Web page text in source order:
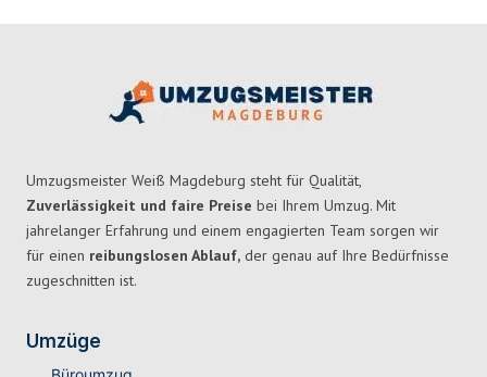
Umzugsmeister Weiß Magdeburg steht für Qualität,
Zuverlässigkeit und faire Preise bei Ihrem Umzug. Mit
jahrelanger Erfahrung und einem engagierten Team sorgen wir
für einen reibungslosen Ablauf, der genau auf Ihre Bedürfnisse
zugeschnitten ist.
Umzüge